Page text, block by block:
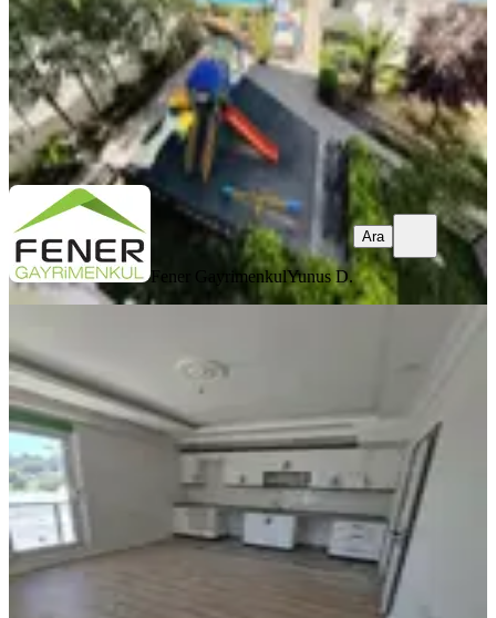
25.000 ₺
Fener GayrimenkulYunus D.
Ara
Fener GayrimenkulYunus D.
Ara
Manzaralı 2+1 Daire
Antalya, Kepez
·80 m²·Yüksek giriş·06.08.2026
20.000 ₺
Fener Gayrimenkul